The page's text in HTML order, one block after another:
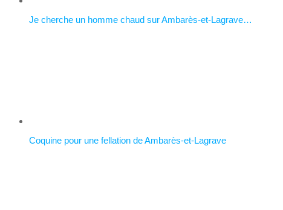
Je cherche un homme chaud sur Ambarès-et-Lagrave…
Coquine pour une fellation de Ambarès-et-Lagrave